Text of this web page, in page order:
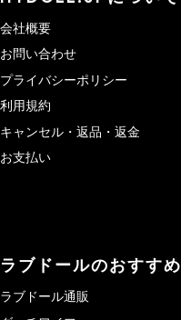
会社概要
お問い合わせ
プライバシーポリシー
利用規約
キャンセル・返品・返金
お支払い
ラブドールのおすすめ
ラブドール通販